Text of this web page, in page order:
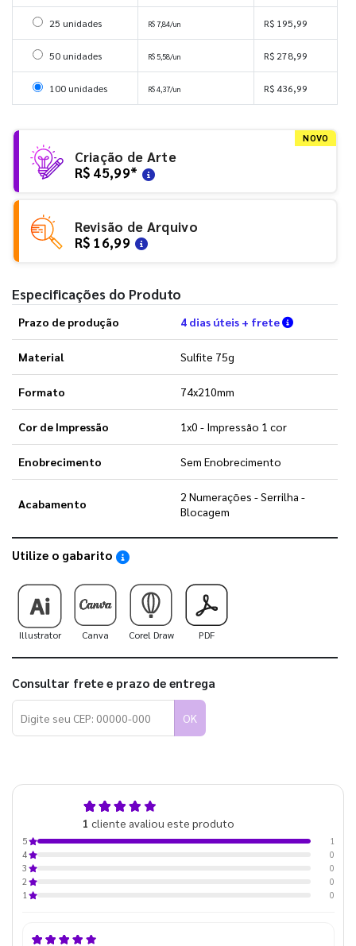
Selecionar 25 unidades
25 unidades R$ 7,84/un R$ 195,99
Selecionar 50 unidades
50 unidades R$ 5,58/un R$ 278,99
Selecionar 100 unidades
100 unidades R$ 4,37/un R$ 436,99
NOVO
Criação de Arte
R$ 45,99*
Revisão de Arquivo
R$ 16,99
Especificações do Produto
Prazo de produção 4 dias úteis + frete Verifique
Material Sulfite 75g
Formato 74x210mm
Cor de Impressão 1x0 - Impressão 1 cor
Enobrecimento Sem Enobrecimento
Acabamento
2 Numerações - Serrilha -
Blocagem
Utilize o gabarito Saiba como utilizar os nossos gabaritos
Illustrator Canva Corel Draw PDF
Consultar frete e prazo de entrega
OK
1 cliente avaliou este produto
5
1
4
0
3
0
2
0
1
0